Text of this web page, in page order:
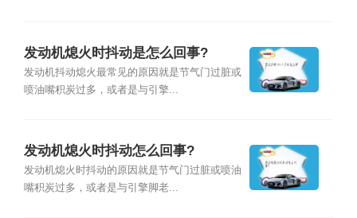
发动机熄火时抖动是怎么回事?
发动机抖动熄火最常见的原因就是节气门过脏或
喷油嘴积炭过多，或者是与引擎...
发动机熄火时抖动怎么回事?
发动机熄火时抖动的原因就是节气门过脏或喷油
嘴积炭过多，或者是与引擎脚老...